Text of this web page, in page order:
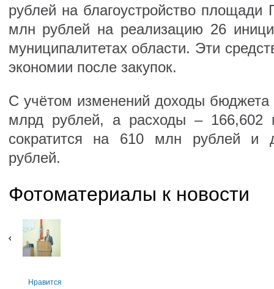
рублей на благоустройство площади
млн рублей на реализацию 26
муниципалитетах области. Эти
экономии после закупок.
С учётом изменений доходы бюджета
млрд рублей, а расходы – 166,602
сократится на 610 млн рублей и
рублей.
Фотоматериалы к новости
Нравится